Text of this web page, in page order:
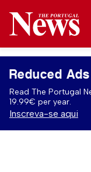
Reduced
Read The Portugal
19.99€ per year.
Inscreva-se aqui